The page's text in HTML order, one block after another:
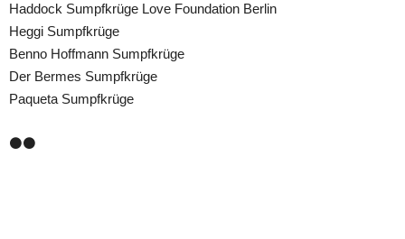
Haddock Sumpfkrüge Love Foundation Berlin
Heggi Sumpfkrüge
Benno Hoffmann Sumpfkrüge
Der Bermes Sumpfkrüge
Paqueta Sumpfkrüge
⚫️⚫️